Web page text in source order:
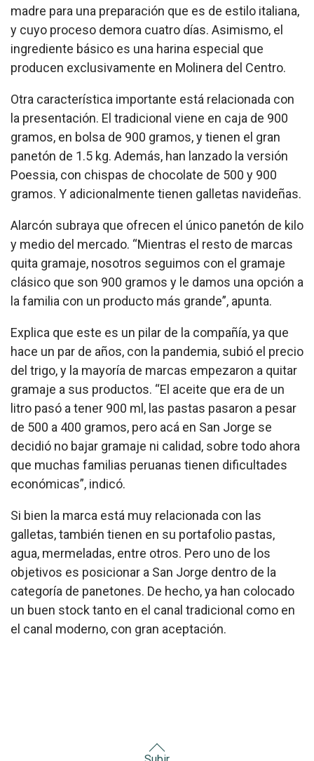
madre para una preparación que es de estilo italiana,
y cuyo proceso demora cuatro días. Asimismo, el
ingrediente básico es una harina especial que
producen exclusivamente en Molinera del Centro.
Otra característica importante está relacionada con
la presentación. El tradicional viene en caja de 900
gramos, en bolsa de 900 gramos, y tienen el gran
panetón de 1.5 kg. Además, han lanzado la versión
Poessia, con chispas de chocolate de 500 y 900
gramos. Y adicionalmente tienen galletas navideñas.
Alarcón subraya que ofrecen el único panetón de kilo
y medio del mercado. “Mientras el resto de marcas
quita gramaje, nosotros seguimos con el gramaje
clásico que son 900 gramos y le damos una opción a
la familia con un producto más grande”, apunta.
Explica que este es un pilar de la compañía, ya que
hace un par de años, con la pandemia, subió el precio
del trigo, y la mayoría de marcas empezaron a quitar
gramaje a sus productos. “El aceite que era de un
litro pasó a tener 900 ml, las pastas pasaron a pesar
de 500 a 400 gramos, pero acá en San Jorge se
decidió no bajar gramaje ni calidad, sobre todo ahora
que muchas familias peruanas tienen dificultades
económicas”, indicó.
Si bien la marca está muy relacionada con las
galletas, también tienen en su portafolio pastas,
agua, mermeladas, entre otros. Pero uno de los
objetivos es posicionar a San Jorge dentro de la
categoría de panetones. De hecho, ya han colocado
un buen stock tanto en el canal tradicional como en
el canal moderno, con gran aceptación.